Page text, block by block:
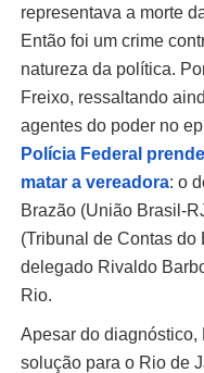
representava a morte
Então foi um crime
natureza da política.
Freixo, ressaltando
agentes do poder no
Polícia Federal
matar a vereadora: o
Brazão (União Brasil-
(Tribunal de Contas
delegado Rivaldo
Rio.
Apesar do diagnóstico,
solução para o Rio de